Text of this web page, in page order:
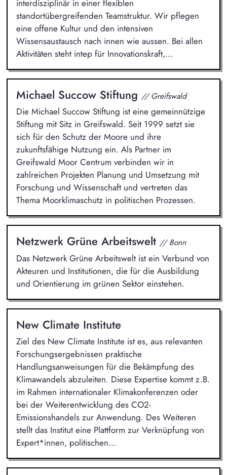
interdisziplinär in einer flexiblen
standortübergreifenden Teamstruktur. Wir pflegen
eine offene Kultur und den intensiven
Wissensaustausch nach innen wie aussen. Bei allen
Aktivitäten steht intep für Innovationskraft,...
Michael Succow Stiftung // Greifswald
Die Michael Succow Stiftung ist eine gemeinnützige
Stiftung mit Sitz in Greifswald. Seit 1999 setzt sie
sich für den Schutz der Moore und ihre
zukunftsfähige Nutzung ein. Als Partner im
Greifswald Moor Centrum verbinden wir in
zahlreichen Projekten Planung und Umsetzung mit
Forschung und Wissenschaft und vertreten das
Thema Moorklimaschutz in politischen Prozessen.
Netzwerk Grüne Arbeitswelt // Bonn
Das Netzwerk Grüne Arbeitswelt ist ein Verbund von
Akteuren und Institutionen, die für die Ausbildung
und Orientierung im grünen Sektor einstehen.
New Climate Institute
Ziel des New Climate Institute ist es, aus relevanten
Forschungsergebnissen praktische
Handlungsanweisungen für die Bekämpfung des
Klimawandels abzuleiten. Diese Expertise kommt z.B.
im Rahmen internationaler Klimakonferenzen oder
bei der Weiterentwicklung des CO2-
Emissionshandels zur Anwendung. Des Weiteren
stellt das Institut eine Plattform zur Verknüpfung von
Expert*innen, politischen...